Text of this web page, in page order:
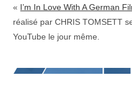
« I’m In Love With A German
réalisé par CHRIS TOMSETT
YouTube le jour même.